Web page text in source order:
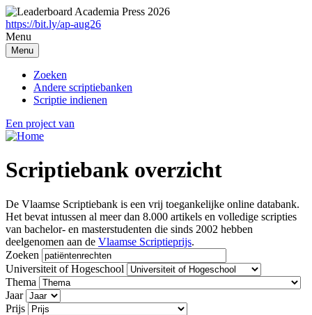
Overslaan
en
naar
de
inhoud
gaan
https://bit.ly/ap-aug26
Menu
Menu
Zoeken
Andere scriptiebanken
Scriptie indienen
Een project van
Scriptiebank overzicht
De Vlaamse Scriptiebank is een vrij toegankelijke online databank.
Het bevat intussen al meer dan 8.000 artikels en volledige scripties
van bachelor- en masterstudenten die sinds 2002 hebben
deelgenomen aan de Vlaamse Scriptieprijs.
Zoeken
Universiteit of Hogeschool
Thema
Jaar
Prijs